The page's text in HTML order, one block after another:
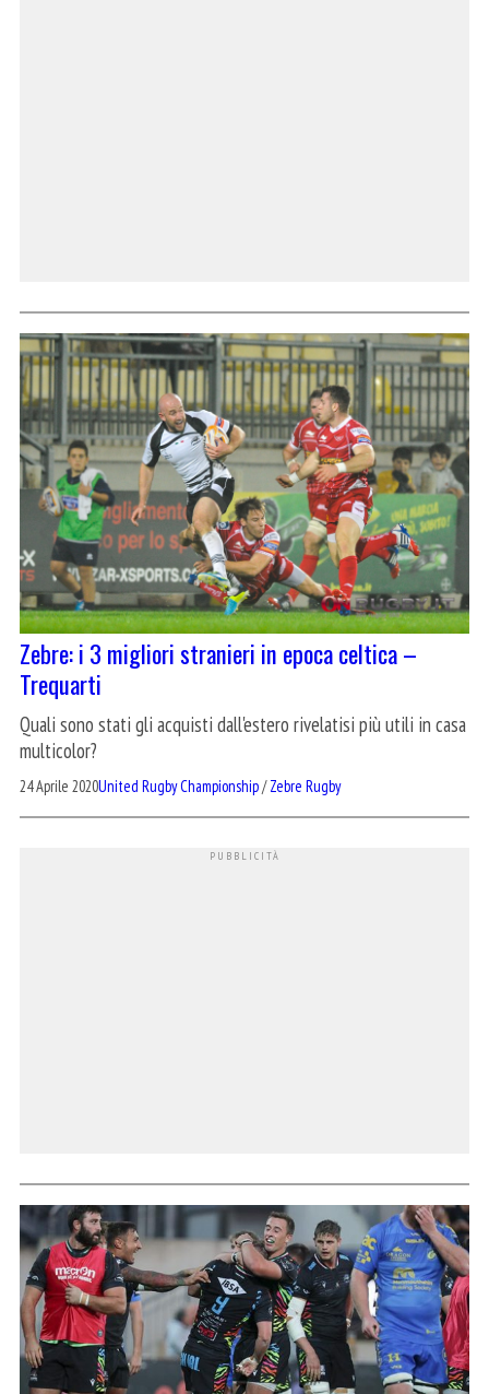
Zebre: i 3 migliori stranieri in epoca celtica –
Trequarti
Quali sono stati gli acquisti dall'estero rivelatisi più utili in casa
multicolor?
24 Aprile 2020United Rugby Championship/Zebre Rugby